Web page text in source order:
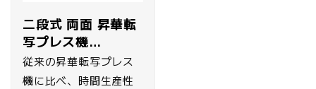
二段式 両面 昇華転
写プレス機
「IMPRW-2400」
従来の昇華転写プレス
機に比べ、時間生産性